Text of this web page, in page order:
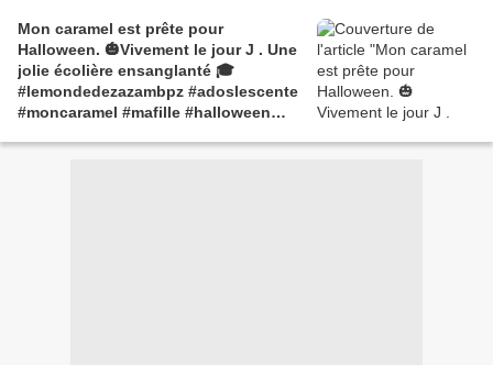
Mon caramel est prête pour
Halloween. 🎃Vivement le jour J . Une
jolie écolière ensanglanté 🎓
#lemondedezazambpz #adoslescente
#moncaramel #mafille #halloween